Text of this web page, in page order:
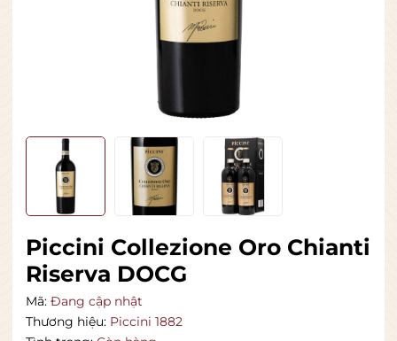
Piccini Collezione Oro Chianti
Riserva DOCG
Mã: Đang cập nhật
Thương hiệu: Piccini 1882